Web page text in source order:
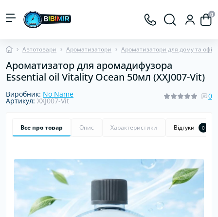
0
Автотовари Ароматизатори Ароматизатори для дому та офісу
Ароматизатор для аромадифузора
Essential oil Vitality Ocean 50мл (XXJ007-Vit)
Виробник: No Name
Артикул: XXJ007-Vit
0
Все про товар Опис Характеристики Відгуки 0